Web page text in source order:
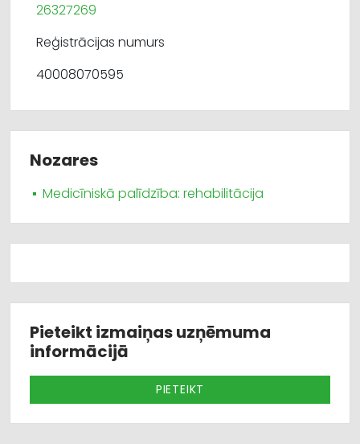
26327269
Reģistrācijas numurs
40008070595
Nozares
Medicīniskā palīdzība: rehabilitācija
Pieteikt izmaiņas uzņēmuma
informācijā
PIETEIKT